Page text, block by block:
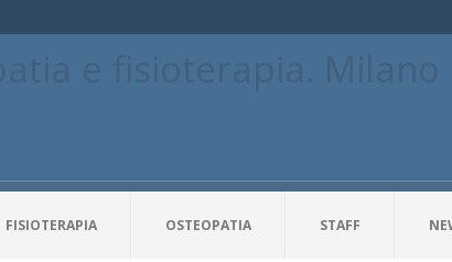
FISIOTERAPIA OSTEOPATIA STAFF